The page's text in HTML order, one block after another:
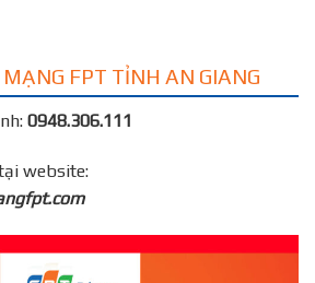
FPT TỈNH AN GIANG
0948.306.111
website: